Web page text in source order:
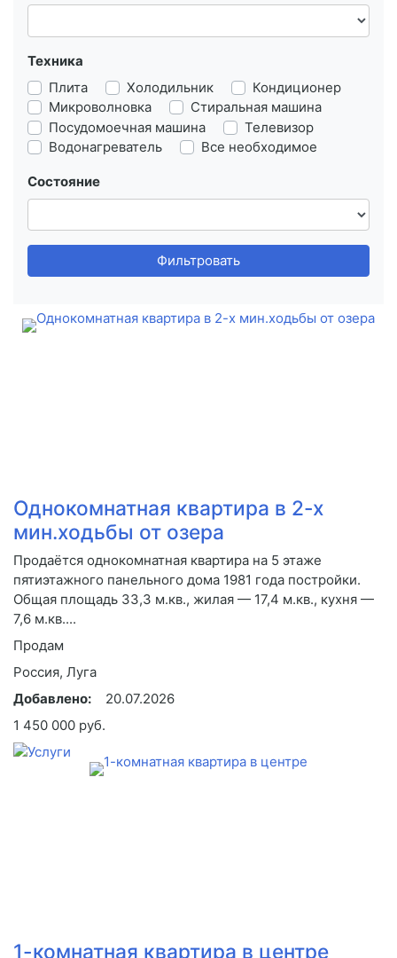
Техника
Плита
Холодильник
Кондиционер
Микроволновка
Стиральная машина
Посудомоечная машина
Телевизор
Водонагреватель
Все необходимое
Состояние
Фильтровать
Однокомнатная квартира в 2-х
мин.ходьбы от озера
Продаётся однокомнатная квартира на 5 этаже
пятиэтажного панельного дома 1981 года постройки.
Общая площадь 33,3 м.кв., жилая — 17,4 м.кв., кухня —
7,6 м.кв....
Продам
Россия, Луга
Добавлено:
20.07.2026
1 450 000 руб.
1-комнатная квартира в центре